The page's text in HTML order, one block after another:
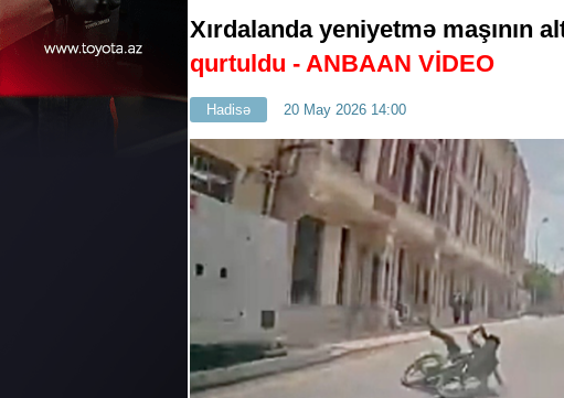
Xırdalanda yeniyetmə maşının
qurtuldu - ANBAAN VİDEO
Hadisə 20 May 2026 14:00